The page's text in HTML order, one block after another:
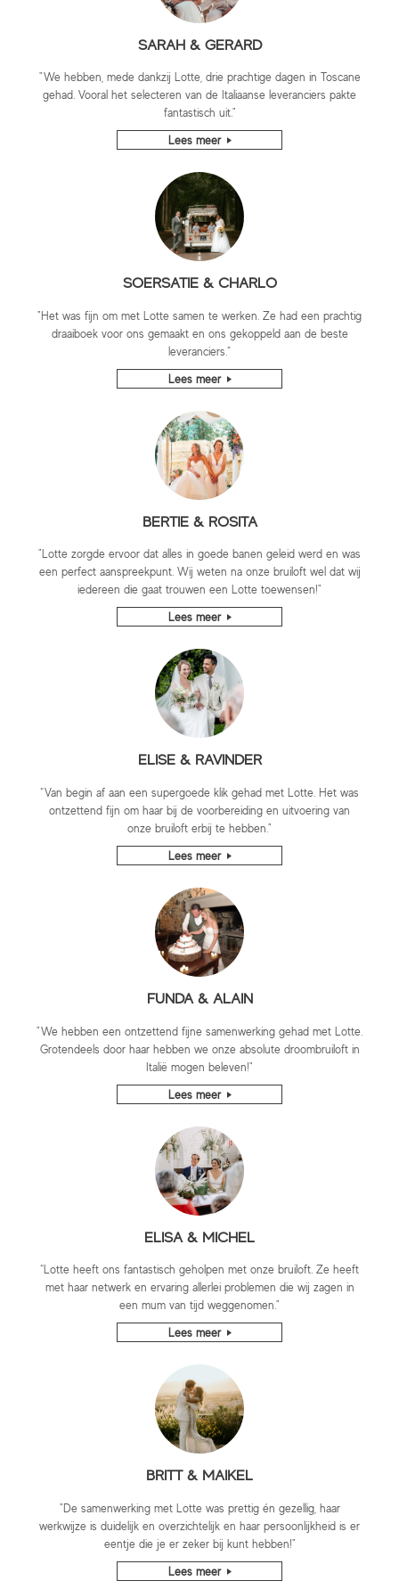
SARAH & GERARD
"We hebben, mede dankzij Lotte, drie prachtige dagen in Toscane
gehad. Vooral het selecteren van de Italiaanse leveranciers pakte
fantastisch uit."
Lees meer
SOERSATIE & CHARLO
"Het was fijn om met Lotte samen te werken. Ze had een prachtig
draaiboek voor ons gemaakt en ons gekoppeld aan de beste
leveranciers.”
Lees meer
BERTIE & ROSITA
"Lotte zorgde ervoor dat alles in goede banen geleid werd en was
een perfect aanspreekpunt. Wij weten na onze bruiloft wel dat wij
iedereen die gaat trouwen een Lotte toewensen!"
Lees meer
ELISE & RAVINDER
“Van begin af aan een supergoede klik gehad met Lotte. Het was
ontzettend fijn om haar bij de voorbereiding en uitvoering van
onze bruiloft erbij te hebben."
Lees meer
FUNDA & ALAIN
"We hebben een ontzettend fijne samenwerking gehad met Lotte.
Grotendeels door haar hebben we onze absolute droombruiloft in
Italië mogen beleven!"
Lees meer
ELISA & MICHEL
“Lotte heeft ons fantastisch geholpen met onze bruiloft. Ze heeft
met haar netwerk en ervaring allerlei problemen die wij zagen in
een mum van tijd weggenomen."
Lees meer
BRITT & MAIKEL
"De samenwerking met Lotte was prettig én gezellig, haar
werkwijze is duidelijk en overzichtelijk en haar persoonlijkheid is er
eentje die je er zeker bij kunt hebben!"
Lees meer